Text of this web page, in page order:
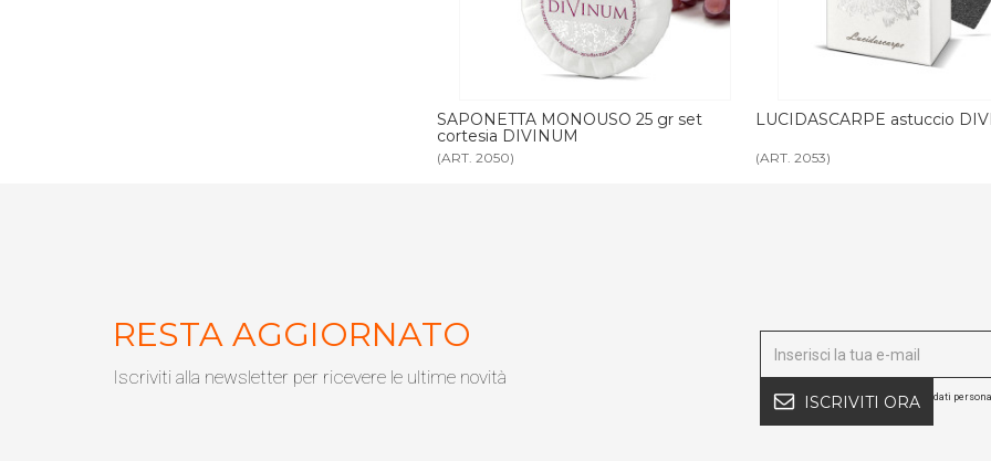
LUCIDASCARPE astuccio DIVINUM
(ART. 2053)
SET VANITY astuccio
(ART. 2052)
RESTA AGGIORNATO
Iscriviti alla newsletter per ricevere le ultime novità
ISCRIVITI ORA dati